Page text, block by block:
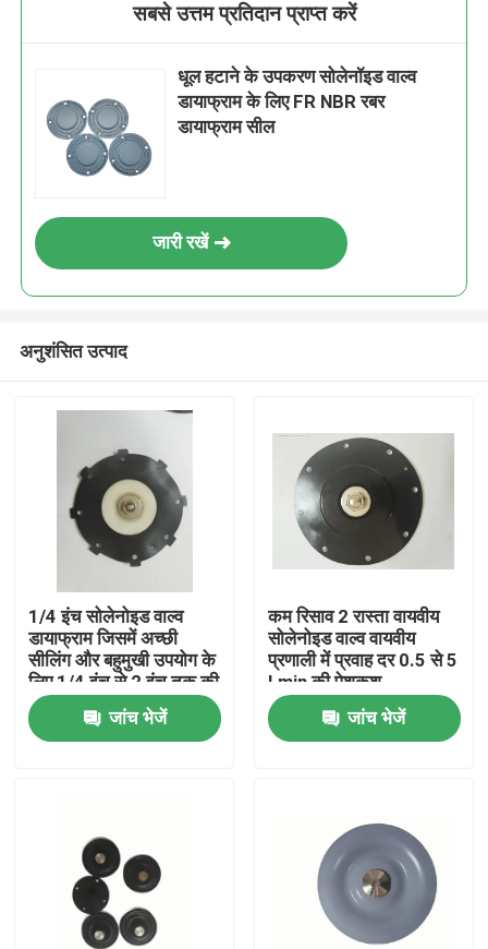
हमारे बारे में
सबसे उत्तम प्रतिदान प्राप्त करें
धूल हटाने के उपकरण सोलेनॉइड वाल्व
डायाफ्राम के लिए FR NBR रबर
डायाफ्राम सील
जारी रखें
अनुशंसित उत्पाद
1/4 इंच सोलेनोइड वाल्व
डायाफ्राम जिसमें अच्छी
सीलिंग और बहुमुखी उपयोग के
लिए 1/4 इंच से 2 इंच तक की
विस्तृत कनेक्शन आकार सीमा
है
जांच भेजें
कम रिसाव 2 रास्ता वायवीय
सोलेनोइड वाल्व वायवीय
प्रणाली में प्रवाह दर 0.5 से 5
Lmin की पेशकश
जांच भेजें